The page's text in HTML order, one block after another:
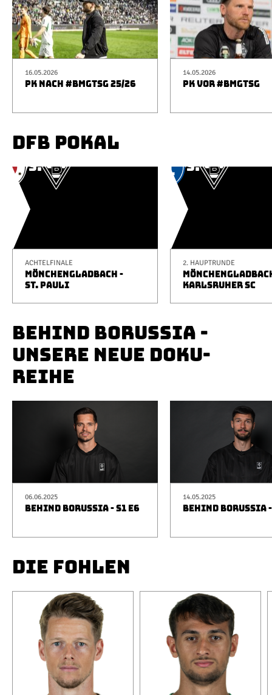
16.05.2026
PK NACH #BMGTSG 25/26
14.05.2026
PK VOR #BMGTSG
DFB POKAL
ACHTELFINALE
MÖNCHENGLADBACH -
ST. PAULI
2. HAUPTRUNDE
KARLSRUHER SC
BEHIND BORUSSIA -
UNSERE NEUE DOKU-
REIHE
06.06.2025
BEHIND BORUSSIA - S1 E6
14.05.2025
BEHIND BORUSSIA
DIE FOHLEN